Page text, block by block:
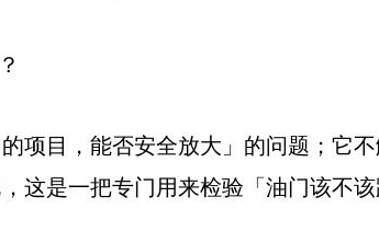
项目，能否安全放大」的问题；它
这是一把专门用来检验「油门该不